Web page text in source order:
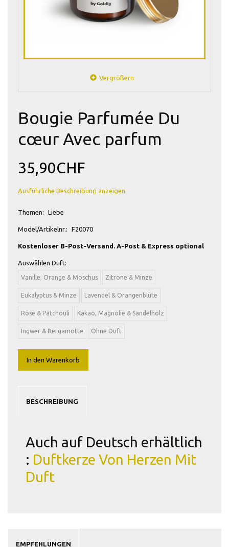
Vergrößern
Bougie Parfumée Du
cœur Avec parfum
35,90CHF
Ausführliche Beschreibung anzeigen
Themen: Liebe
Model/Artikelnr.: F20070
Kostenloser B-Post-Versand. A-Post & Express optional
Auswählen Duft:
Vanille, Orange & Moschus Zitrone & Minze
Eukalyptus & Minze Lavendel & Orangenblüte
Rose & Patchouli Kakao, Magnolie & Sandelholz
Ingwer & Bergamotte Ohne Duft
In den Warenkorb
BESCHREIBUNG
Auch auf Deutsch erhältlich
: Duftkerze Von Herzen Mit
Duft
EMPFEHLUNGEN